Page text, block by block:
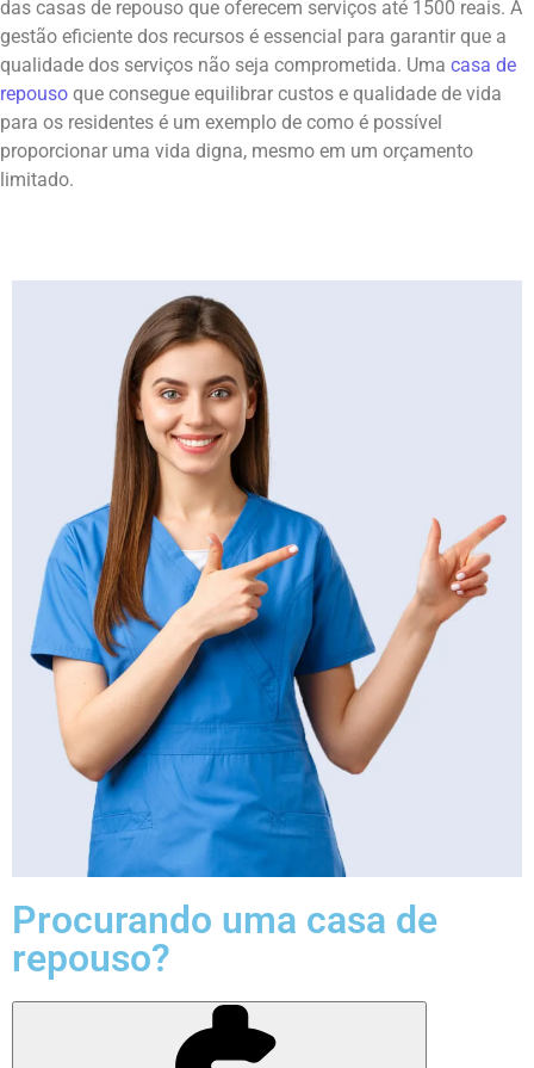
das casas de repouso que oferecem serviços até 1500 reais. A
gestão eficiente dos recursos é essencial para garantir que a
qualidade dos serviços não seja comprometida. Uma casa de
repouso que consegue equilibrar custos e qualidade de vida
para os residentes é um exemplo de como é possível
proporcionar uma vida digna, mesmo em um orçamento
limitado.
Procurando uma casa de
repouso?